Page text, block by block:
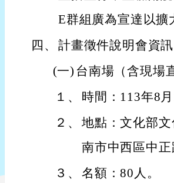
E群組廣為宣達以擴
四、 計畫徵件說明會資訊
(一) 台南場（含現場
１、
時間：113年8
２、 地點：文化部
南市中西區中正
３、 名額：80人。